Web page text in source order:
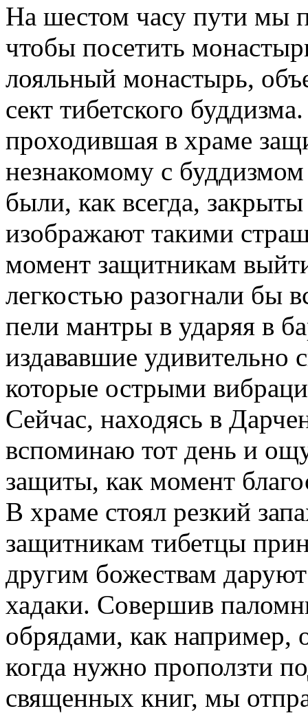
На шестом часу пути мы
чтобы посетить
лояльный монастырь,
сект тибетского
проходившая в храме
незнакомому с
были, как всегда,
изображают такими
момент защитникам
легкостью разогнали бы
пели мантры в ударяя в
издававшие удивительно
которые острыми
Сейчас, находясь в
вспоминаю тот день и
защиты, как момент
В храме стоял резкий
защитникам тибетцы
другим божествам
хадаки. Совершив
обрядами, как например,
когда нужно проползти
священных книг, мы